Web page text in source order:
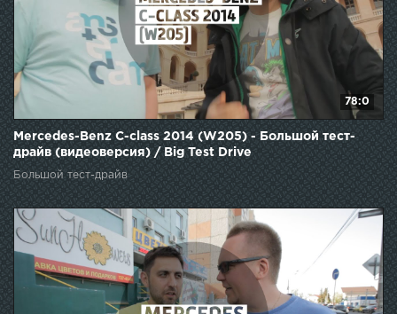
78:0
Mercedes-Benz C-class 2014 (W205) - Большой тест-
драйв (видеоверсия) / Big Test Drive
Большой тест-драйв